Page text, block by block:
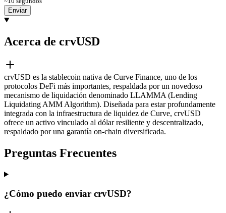
Enviar
Acerca de crvUSD
crvUSD es la stablecoin nativa de Curve Finance, uno de los
protocolos DeFi más importantes, respaldada por un novedoso
mecanismo de liquidación denominado LLAMMA (Lending
Liquidating AMM Algorithm). Diseñada para estar profundamente
integrada con la infraestructura de liquidez de Curve, crvUSD
ofrece un activo vinculado al dólar resiliente y descentralizado,
respaldado por una garantía on-chain diversificada.
Preguntas Frecuentes
¿Cómo puedo enviar crvUSD?